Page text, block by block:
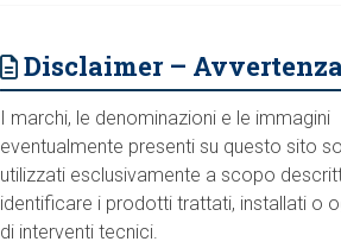
Disclaimer – Avvertenza
I marchi, le denominazioni e le immagini
eventualmente presenti su questo sito
utilizzati esclusivamente a scopo
identificare i prodotti trattati, installati o
di interventi tecnici.